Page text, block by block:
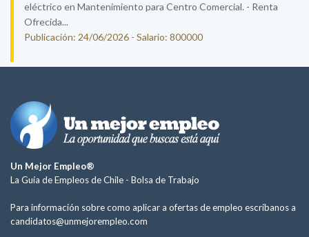
eléctrico en Mantenimiento para Centro Comercial. - Renta
Ofrecida...
Publicación: 24/06/2026 - Salario: 800000
Un Mejor Empleo®
La Guía de Empleos de Chile - Bolsa de Trabajo
Para información sobre como aplicar a ofertas de empleo escríbanos a
candidatos@unmejorempleo.com